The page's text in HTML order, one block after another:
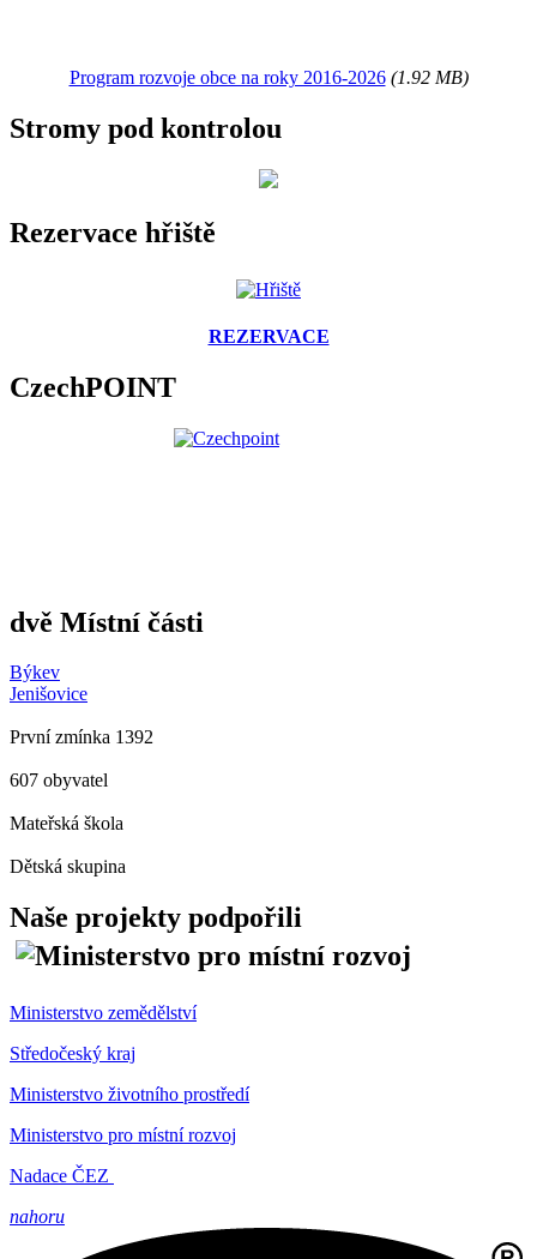
Program rozvoje obce na roky 2016-2026(1.92 MB)
Stromy pod kontrolou
Rezervace hřiště
REZERVACE
CzechPOINT
dvě Místní části
Býkev
Jenišovice
První zmínka 1392
607 obyvatel
Mateřská škola
Dětská skupina
Naše projekty podpořili
Ministerstvo zemědělství
Středočeský kraj
Ministerstvo životního prostředí
Ministerstvo pro místní rozvoj
Nadace ČEZ
nahoru